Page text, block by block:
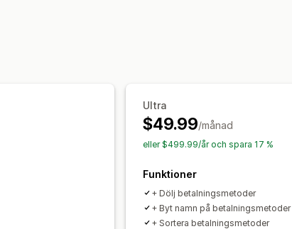
Ultra
$49.99/månad
eller $499.99/år och spara 17 %
Funktioner
+ Dölj betalningsmetoder
+ Byt namn på betalningsmetoder
+ Sortera betalningsmetoder